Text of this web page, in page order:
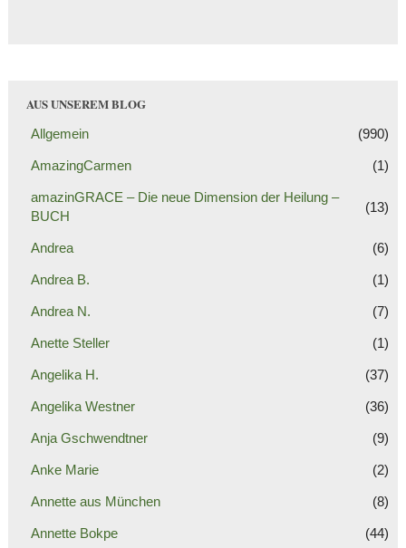
AUS UNSEREM BLOG
Allgemein (990)
AmazingCarmen (1)
amazinGRACE – Die neue Dimension der Heilung –
BUCH
(13)
Andrea (6)
Andrea B. (1)
Andrea N. (7)
Anette Steller (1)
Angelika H. (37)
Angelika Westner (36)
Anja Gschwendtner (9)
Anke Marie (2)
Annette aus München (8)
Annette Bokpe (44)